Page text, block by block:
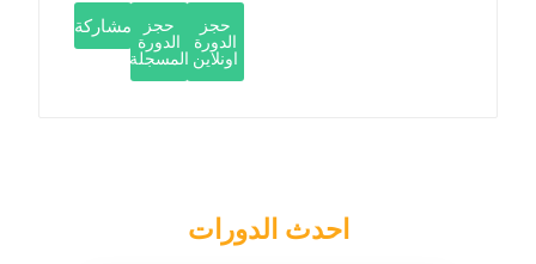
حجز
الدورة
اونلاين
حجز
الدورة
المسجلة
مشاركة
احدث الدورات